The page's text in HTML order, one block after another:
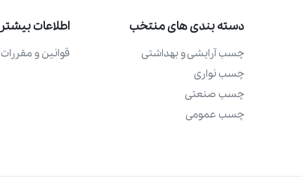
دسته بندی های منتخب
چسب آرايشی و بهداشتی
چسب نواری
چسب صنعتی
چسب عمومی
اطلاعات بیشتر
قوانین و مقررات